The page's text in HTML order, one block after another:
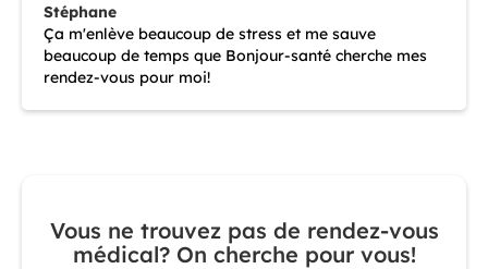
Stéphane
Ça m'enlève beaucoup de stress et me sauve
beaucoup de temps que Bonjour-santé cherche mes
rendez-vous pour moi!
Vous ne trouvez pas de rendez-vous
médical? On cherche pour vous!